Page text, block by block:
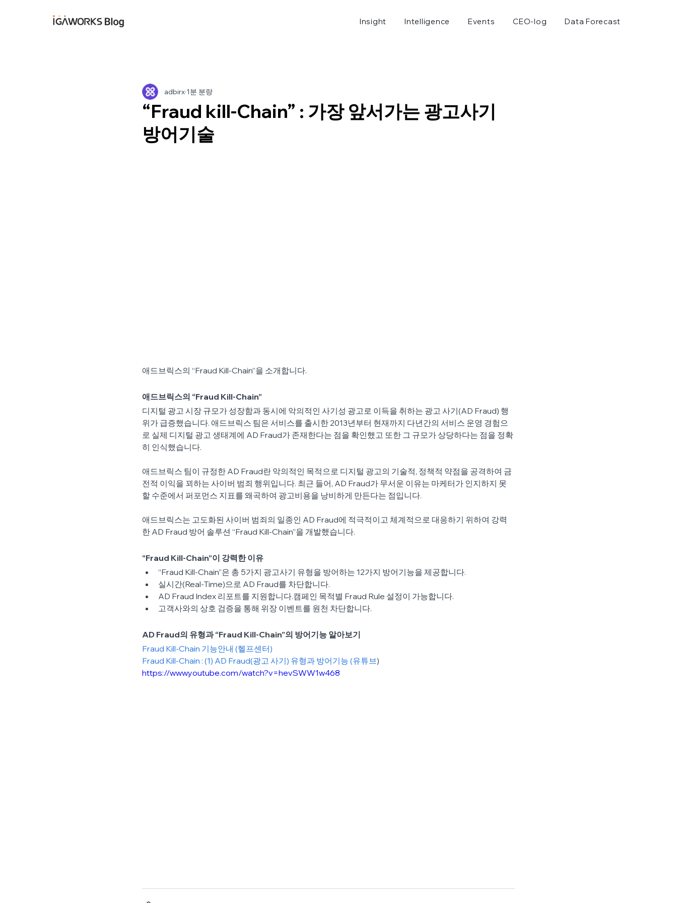
Insight Intelligence Events CEO-log Data Forecast
“Fraud kill-Chain” : 가장 앞서가는 광고사기
방어기술
adbirx 1분 분량
애드브릭스의 “Fraud Kill-Chain”을 소개합니다.
애드브릭스의 “Fraud Kill-Chain”
디지털 광고 시장 규모가 성장함과 동시에 악의적인 사기성 광고로 이득을 취하는 광고 사기(AD Fraud) 행
위가 급증했습니다. 애드브릭스 팀은 서비스를 출시한 2013년부터 현재까지 다년간의 서비스 운영 경험으
로 실제 디지털 광고 생태계에 AD Fraud가 존재한다는 점을 확인했고 또한 그 규모가 상당하다는 점을 정확
히 인식했습니다.
애드브릭스 팀이 규정한 AD Fraud란 악의적인 목적으로 디지털 광고의 기술적, 정책적 약점을 공격하여 금
전적 이익을 꾀하는 사이버 범죄 행위입니다. 최근 들어, AD Fraud가 무서운 이유는 마케터가 인지하지 못
할 수준에서 퍼포먼스 지표를 왜곡하여 광고비용을 낭비하게 만든다는 점입니다.
애드브릭스는 고도화된 사이버 범죄의 일종인 AD Fraud에 적극적이고 체계적으로 대응하기 위하여 강력
한 AD Fraud 방어 솔루션 “Fraud Kill-Chain”을 개발했습니다.
“Fraud Kill-Chain”이 강력한 이유
“Fraud Kill-Chain”은 총 5가지 광고사기 유형을 방어하는 12가지 방어기능을 제공합니다.
실시간(Real-Time)으로 AD Fraud를 차단합니다.
AD Fraud Index 리포트를 지원합니다.캠페인 목적별 Fraud Rule 설정이 가능합니다.
고객사와의 상호 검증을 통해 위장 이벤트를 원천 차단합니다.
AD Fraud의 유형과 “Fraud Kill-Chain”의 방어기능 알아보기
Fraud Kill-Chain 기능안내 (헬프센터)
Fraud Kill-Chain : (1) AD Fraud(광고 사기) 유형과 방어기능 (유튜브)
https://www.youtube.com/watch?v=hevSWW1w468